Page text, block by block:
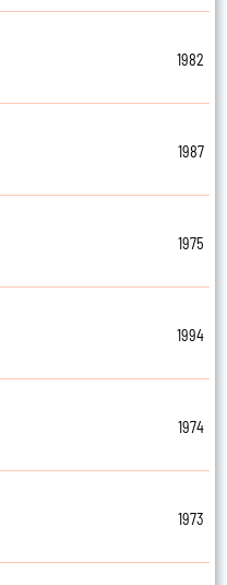
1982
1987
1975
1994
1974
1973